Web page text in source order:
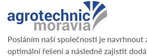
Posláním naší společnosti je navrhnout
optimální řešení a následně zajistit